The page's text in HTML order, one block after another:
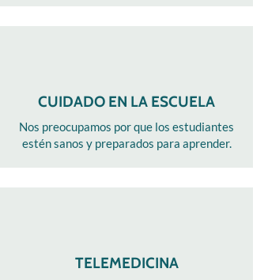
CUIDADO EN LA ESCUELA
Nos preocupamos por que los estudiantes
estén sanos y preparados para aprender.
TELEMEDICINA